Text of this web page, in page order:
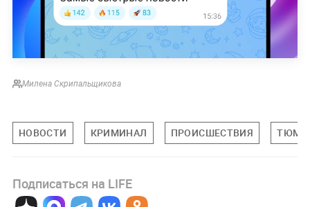
Милена Скрипальщикова
НОВОСТИ КРИМИНАЛ ПРОИСШЕСТВИЯ
Подписаться на LIFE